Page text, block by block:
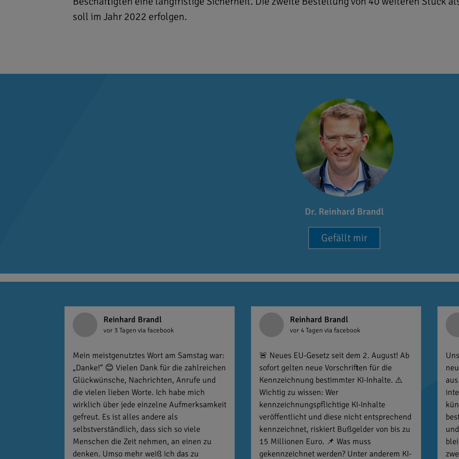
soll im Jahr 2022 erfolgen.
Dr. Reinhard Brandl
Gefällt mir
Reinhard Brandl
vor 3 Tagen via facebook
Mein meistgenutztes Wort am Samstag war:
„Danke!“ 😊 Vielen Dank für die zahlreichen
Glückwünsche, Nachrichten, Anrufe und
die vielen lieben Worte. Ich habe mich
wirklich über jede einzelne Aufmerksamkeit
gefreut. Es ist alles andere als
selbstverständlich, dass sich so viele
Menschen die Zeit nehmen, an einen zu
denken. Umso mehr weiß ich das zu
Reinhard Brandl
vor 4 Tagen via facebook
🚨 Neues EU-Gesetz seit dem 2. August! Ab
sofort gelten neue Vorschriften für die
Kennzeichnung bestimmter KI-Inhalte. ⚠️
Wichtig zu wissen: Wer
kennzeichnungspflichtige KI-Inhalte
veröffentlicht und diese nicht entsprechend
kennzeichnet, riskiert Bußgelder von bis zu
15 Millionen Euro. 📌 Was muss
gekennzeichnet werden? Unter anderem KI-